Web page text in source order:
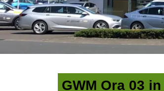
GWM Ora 03